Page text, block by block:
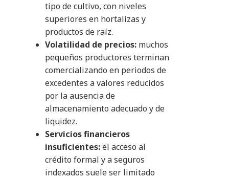
tipo de cultivo, con niveles
superiores en hortalizas y
productos de raíz.
Volatilidad de precios: muchos
pequeños productores terminan
comercializando en periodos de
excedentes a valores reducidos
por la ausencia de
almacenamiento adecuado y de
liquidez.
Servicios financieros
insuficientes:el acceso al
crédito formal y a seguros
indexados suele ser limitado